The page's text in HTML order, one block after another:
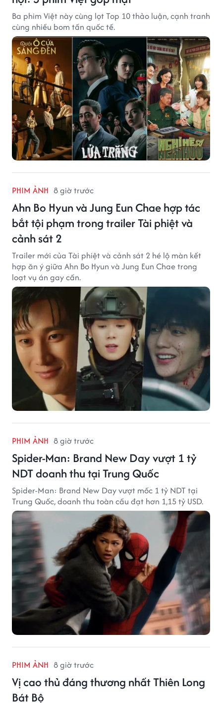
Ba phim Việt này cùng lọt Top 10 thảo luận, cạnh tranh
cùng nhiều bom tấn quốc tế.
PHIM ẢNH 8 giờ trước
Ahn Bo Hyun và Jung Eun Chae hợp tác
bắt tội phạm trong trailer Tài phiệt và
cảnh sát 2
Trailer mới của Tài phiệt và cảnh sát 2 hé lộ màn kết
hợp ăn ý giữa Ahn Bo Hyun và Jung Eun Chae trong
loạt vụ án gay cấn.
PHIM ẢNH 8 giờ trước
Spider-Man: Brand New Day vượt 1 tỷ
NDT doanh thu tại Trung Quốc
Spider-Man: Brand New Day vượt mốc 1 tỷ NDT tại
Trung Quốc, doanh thu toàn cầu đạt hơn 1,15 tỷ USD.
PHIM ẢNH 8 giờ trước
Vị cao thủ đáng thương nhất Thiên Long
Bát Bộ